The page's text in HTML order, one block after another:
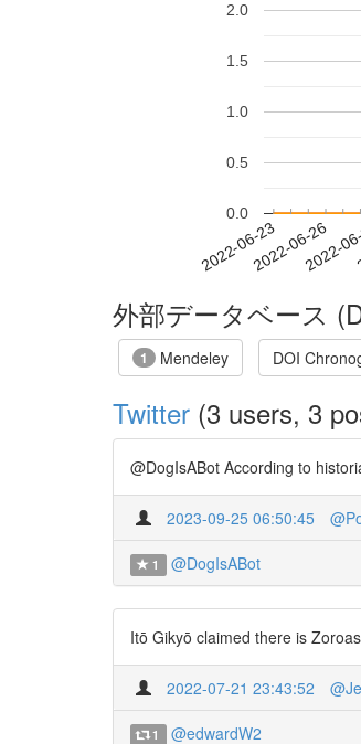
2022-06-232022-06-26
2022-
0.0
0.5
1.0
1.5
2.0
外部データベース
1 Mendeley DOI
Twitter (3 users, 3
@DogIsABot According to
2023-09-25 06:50:45
1 @DogIsABot
Itō Gikyō claimed there is
2022-07-21 23:43:52
1 @edwardW2